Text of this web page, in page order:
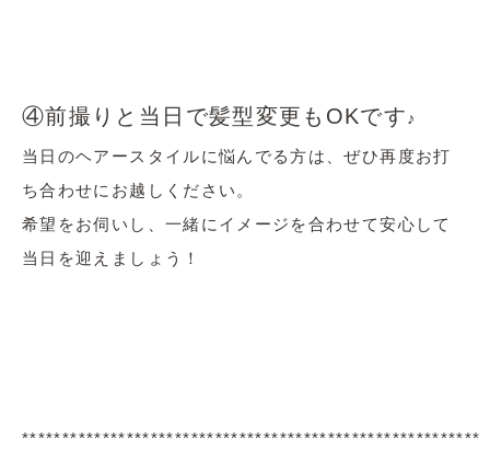
④前撮りと当日で髪型変更もOKです♪
当日のヘアースタイルに悩んでる方は、ぜひ再度お打
ち合わせにお越しください。
希望をお伺いし、一緒にイメージを合わせて安心して
当日を迎えましょう！
*********************************************************